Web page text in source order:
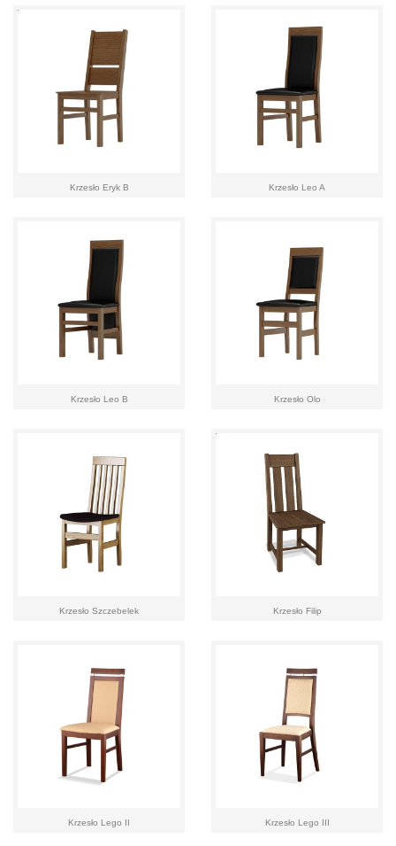
Krzesło Eryk B Krzesło Leo A
Krzesło Leo B Krzesło Olo
Krzesło Szczebelek Krzesło Filip
Krzesło Lego II Krzesło Lego III